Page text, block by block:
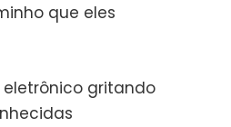
que eles
gritando